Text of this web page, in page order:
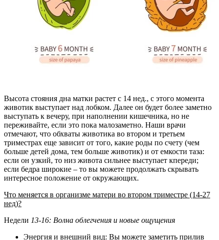
Высота стояния дна матки растет с 14 нед., с этого момента
животик выступает над лобком. Далее он будет более заметно
выступать к вечеру, при наполнении кишечника, но не
переживайте, если это пока малозаметно. Наши врачи
отмечают, что обхваты животика во втором и третьем
триместрах еще зависит от того, какие роды по счету (чем
больше детей дома, тем больше животик) и от емкости таза:
если он узкий, то низ живота сильнее выступает кпереди;
если бедра широкие – то вы можете продолжать скрывать
интересное положение от окружающих.
Что меняется в организме матери во втором триместре (14-27
нед)?
Недели 13-16: Волна облегчения и новые ощущения
Энергия и внешний вид: Вы можете заметить прилив